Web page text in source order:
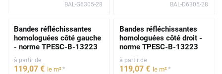
BAL-G6305-28 BAL-D6305-28
Bandes réfléchissantes
homologuées côté gauche
- norme TPESC-B-13223
à partir de
119,07 € le m²*
Bandes réfléchissantes
homologuées côté droit -
norme TPESC-B-13223
à partir de
119,07 € le m²*